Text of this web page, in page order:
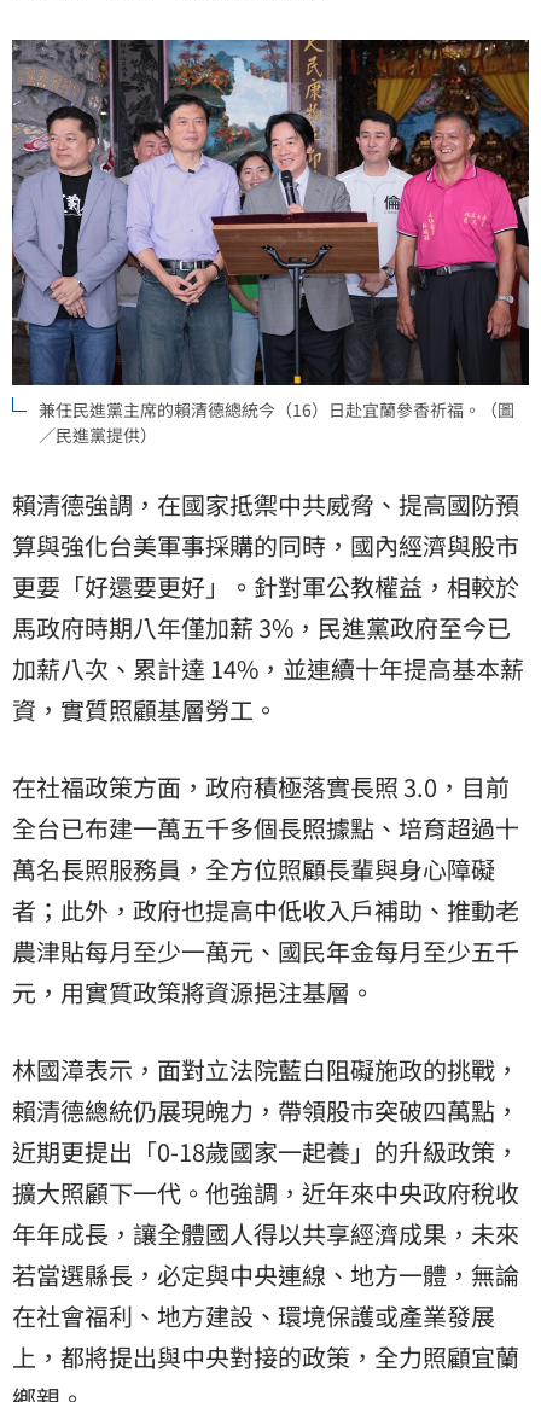
兼任民進黨主席的賴清德總統今（16）日赴宜蘭參香祈福。（圖
／民進黨提供）
賴清德強調，在國家抵禦中共威脅、提高國防預
算與強化台美軍事採購的同時，國內經濟與股市
更要「好還要更好」。針對軍公教權益，相較於
馬政府時期八年僅加薪 3%，民進黨政府至今已
加薪八次、累計達 14%，並連續十年提高基本薪
資，實質照顧基層勞工。
在社福政策方面，政府積極落實長照 3.0，目前
全台已布建一萬五千多個長照據點、培育超過十
萬名長照服務員，全方位照顧長輩與身心障礙
者；此外，政府也提高中低收入戶補助、推動老
農津貼每月至少一萬元、國民年金每月至少五千
元，用實質政策將資源挹注基層。
林國漳表示，面對立法院藍白阻礙施政的挑戰，
賴清德總統仍展現魄力，帶領股市突破四萬點，
近期更提出「0-18歲國家一起養」的升級政策，
擴大照顧下一代。他強調，近年來中央政府稅收
年年成長，讓全體國人得以共享經濟成果，未來
若當選縣長，必定與中央連線、地方一體，無論
在社會福利、地方建設、環境保護或產業發展
上，都將提出與中央對接的政策，全力照顧宜蘭